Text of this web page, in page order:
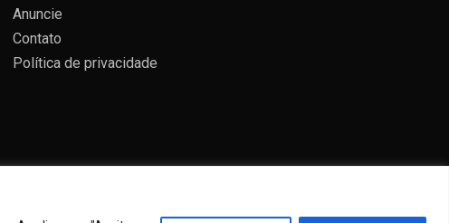
Anuncie
Contato
Política de privacidade